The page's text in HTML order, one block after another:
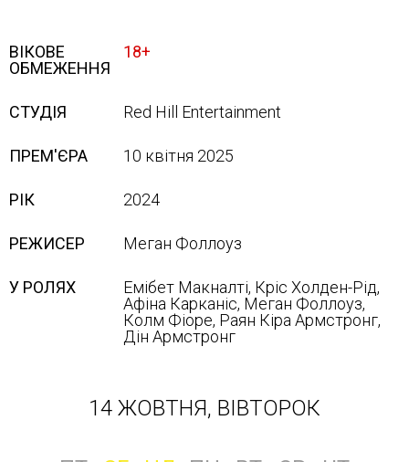
ВІКОВЕ
ОБМЕЖЕННЯ
18+
СТУДІЯ Red Hill Entertainment
ПРЕМ'ЄРА 10 квітня 2025
РІК 2024
РЕЖИСЕР Меган Фоллоуз
У РОЛЯХ
Емібет Макналті, Кріс Холден-Рід,
Афіна Карканіс, Меган Фоллоуз,
Колм Фіоре, Раян Кіра Армстронг,
Дін Армстронг
14 ЖОВТНЯ, ВІВТОРОК